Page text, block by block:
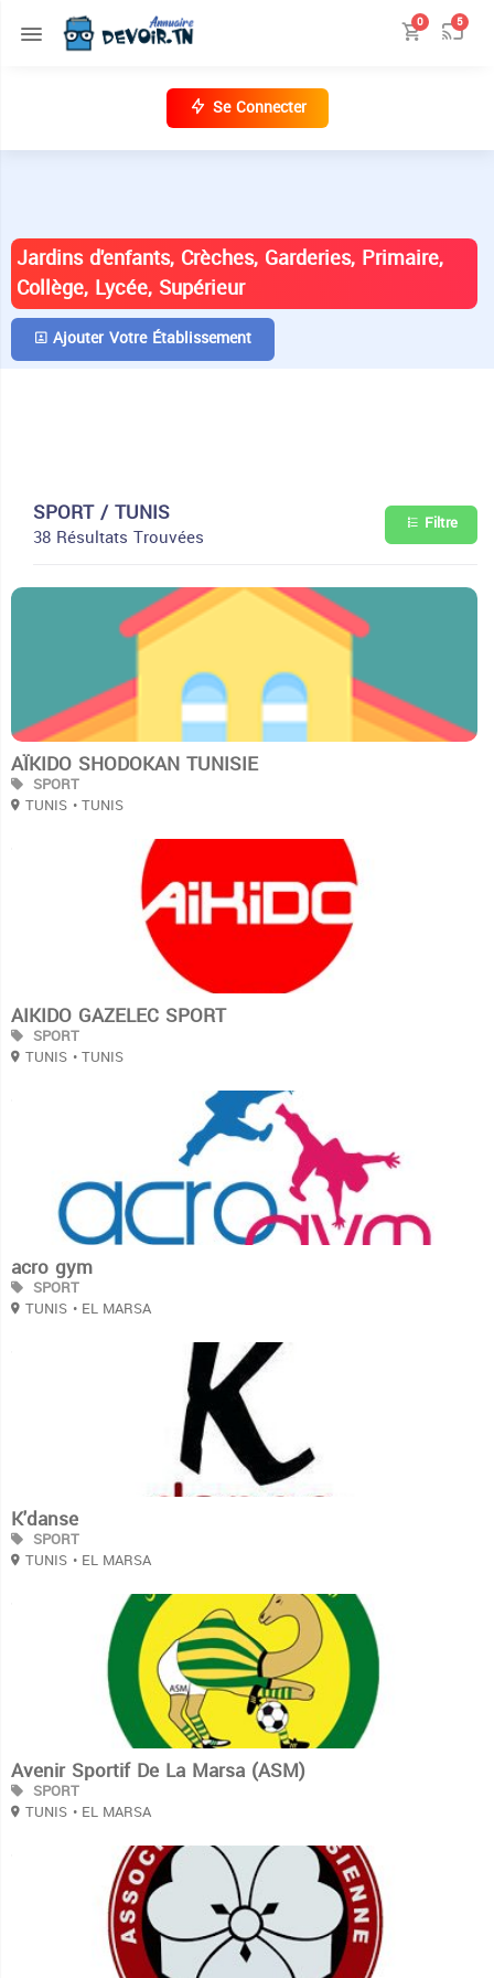
0 5
Se Connecter
Jardins d'enfants, Crèches, Garderies, Primaire,
Collège, Lycée, Supérieur
Ajouter Votre Établissement
SPORT / TUNIS
38 Résultats Trouvées Filtre
AÏKIDO SHODOKAN TUNISIE
SPORT
TUNIS • TUNIS
AIKIDO GAZELEC SPORT
SPORT
TUNIS • TUNIS
acro gym
SPORT
TUNIS • EL MARSA
K'danse
SPORT
TUNIS • EL MARSA
Avenir Sportif De La Marsa (ASM)
SPORT
TUNIS • EL MARSA